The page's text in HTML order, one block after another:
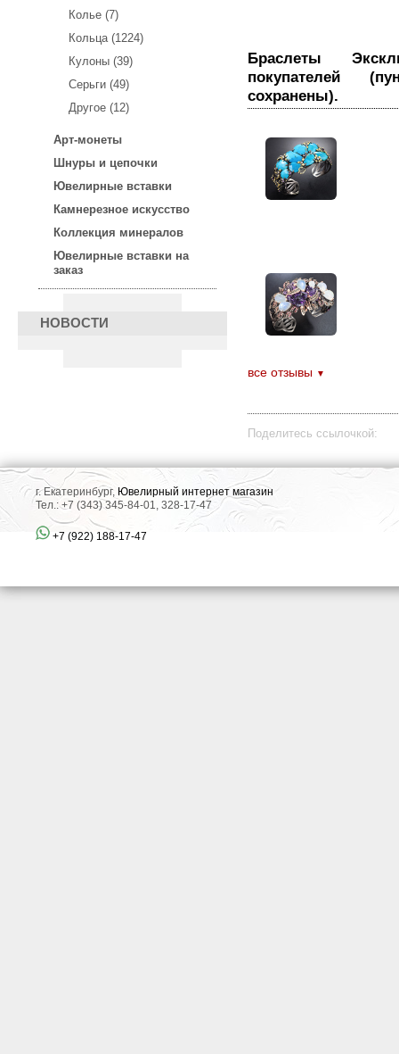
Колье (7)
Кольца (1224)
Кулоны (39)
Серьги (49)
Другое (12)
Арт-монеты
Шнуры и цепочки
Ювелирные вставки
Камнерезное искусство
Коллекция минералов
Ювелирные вставки на
заказ
НОВОСТИ
Браслеты Эксклюзив серебро. Отзывы
покупателей
сохранены).
все отзывы ▼
Поделитесь ссылочкой:
г. Екатеринбург, Ювелирный интернет магазин
Тел.: +7 (343) 345-84-01, 328-17-47
+7 (922) 188-17-47